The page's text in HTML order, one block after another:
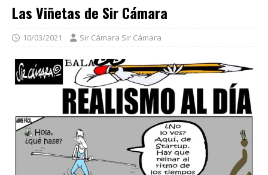
Las Viñetas de Sir Cámara
10/03/2021 Sir Cámara Sir Cámara